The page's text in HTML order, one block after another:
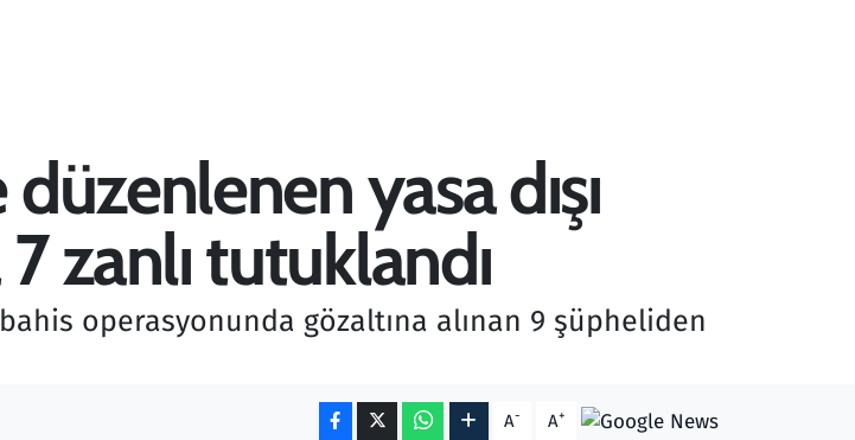
yasa dışı
zanlı tutuklandı
operasyonunda gözaltına alınan 9 şüpheliden
A- A+